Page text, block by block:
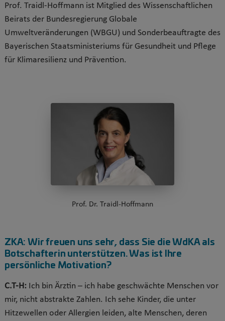
Prof. Traidl-Hoffmann ist Mitglied des Wissenschaftlichen
Beirats der Bundesregierung Globale
Umweltveränderungen (WBGU) und Sonderbeauftragte des
Bayerischen Staatsministeriums für Gesundheit und Pflege
für Klimaresilienz und Prävention.
Prof. Dr. Traidl-Hoffmann
ZKA:Wir freuen uns sehr, dass Sie die WdKA als
Botschafterin unterstützen. Was ist Ihre
persönliche Motivation?
C.T-H: Ich bin Ärztin – ich habe geschwächte Menschen vor
mir, nicht abstrakte Zahlen. Ich sehe Kinder, die unter
Hitzewellen oder Allergien leiden, alte Menschen, deren